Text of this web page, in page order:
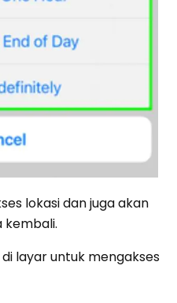
lokasi dan juga akan
kembali.
layar untuk mengakses